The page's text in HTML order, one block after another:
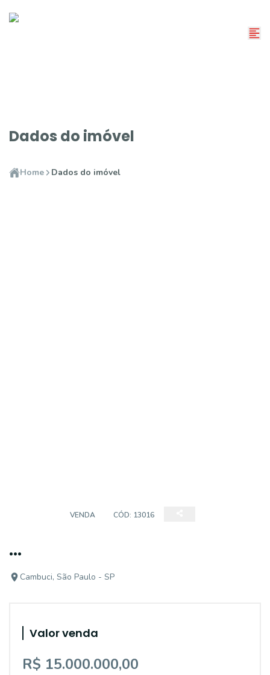
Dados do imóvel
Home Dados do imóvel
VENDA CÓD: 13016
...
Cambuci, São Paulo - SP
Valor venda
R$ 15.000.000,00